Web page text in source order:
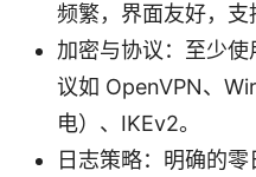
频繁，界面友好，支
加密与协议：至少
议如 OpenVPN、
电）、IKEv2。
日志策略：明确的